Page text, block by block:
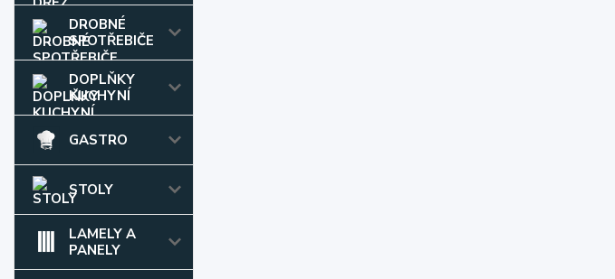
DROBNÉ
SPOTŘEBIČE
DOPLŇKY
KUCHYNÍ
GASTRO
STOLY
LAMELY A
PANELY